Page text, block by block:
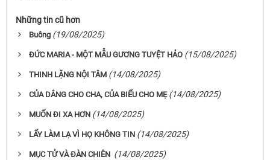
Những tin cũ hơn
Buông (19/08/2025)
ĐỨC MARIA - MỘT MẪU GƯƠNG TUYỆT HẢO (15/08/2025)
THINH LẶNG NỘI TÂM (14/08/2025)
CỦA DÂNG CHO CHA, CỦA BIẾU CHO MẸ (14/08/2025)
MUỐN ĐI XA HƠN (14/08/2025)
LẤY LÀM LẠ VÌ HỌ KHÔNG TIN (14/08/2025)
MỤC TỬ VÀ ĐÀN CHIÊN (14/08/2025)